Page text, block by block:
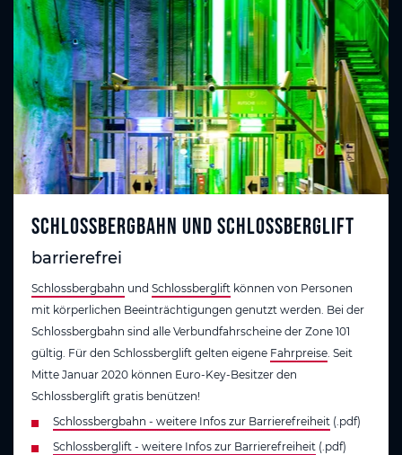
Schlossbergbahn und Schlossberglift
barrierefrei
Schlossbergbahn und Schlossberglift können von Personen
mit körperlichen Beeinträchtigungen genutzt werden. Bei der
Schlossbergbahn sind alle Verbundfahrscheine der Zone 101
gültig. Für den Schlossberglift gelten eigene Fahrpreise. Seit
Mitte Januar 2020 können Euro-Key-Besitzer den
Schlossberglift gratis benützen!
Schlossbergbahn - weitere Infos zur Barrierefreiheit (.pdf)
Schlossberglift - weitere Infos zur Barrierefreiheit (.pdf)